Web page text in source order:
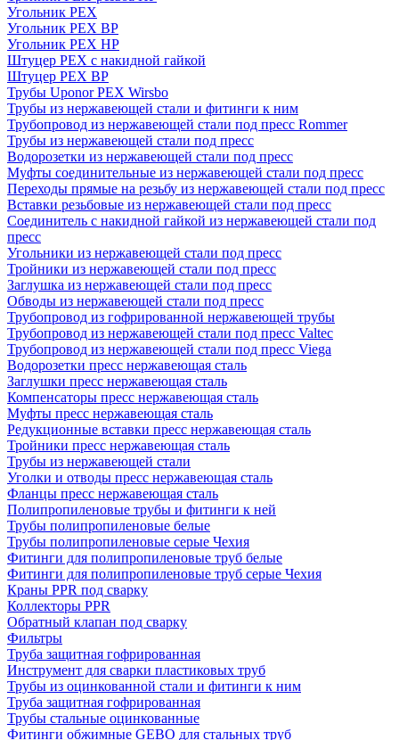
Угольник PEX
Угольник PEX ВР
Угольник PEX НР
Штуцер PEX c накидной гайкой
Штуцер PEX ВР
Трубы Uponor PEX Wirsbo
Трубы из нержавеющей стали и фитинги к ним
Трубопровод из нержавеющей стали под пресс Rommer
Трубы из нержавеющей стали под пресс
Водорозетки из нержавеющей стали под пресс
Муфты соединительные из нержавеющей стали под пресс
Переходы прямые на резьбу из нержавеющей стали под пресс
Вставки резьбовые из нержавеющей стали под пресс
Соединитель с накидной гайкой из нержавеющей стали под
пресс
Угольники из нержавеющей стали под пресс
Тройники из нержавеющей стали под пресс
Заглушка из нержавеющей стали под пресс
Обводы из нержавеющей стали под пресс
Трубопровод из гофрированной нержавеющей трубы
Трубопровод из нержавеющей стали под пресс Valtec
Трубопровод из нержавеющей стали под пресс Viega
Водорозетки пресс нержавеющая сталь
Заглушки пресс нержавеющая сталь
Компенсаторы пресс нержавеющая сталь
Муфты пресс нержавеющая сталь
Редукционные вставки пресс нержавеющая сталь
Тройники пресс нержавеющая сталь
Трубы из нержавеющей стали
Уголки и отводы пресс нержавеющая сталь
Фланцы пресс нержавеющая сталь
Полипропиленовые трубы и фитинги к ней
Трубы полипропиленовые белые
Трубы полипропиленовые серые Чехия
Фитинги для полипропиленовые труб белые
Фитинги для полипропиленовые труб серые Чехия
Краны PPR под сварку
Коллекторы PPR
Обратный клапан под сварку
Фильтры
Труба защитная гофрированная
Инструмент для сварки пластиковых труб
Трубы из оцинкованной стали и фитинги к ним
Труба защитная гофрированная
Трубы стальные оцинкованные
Фитинги обжимные GEBO для стальных труб